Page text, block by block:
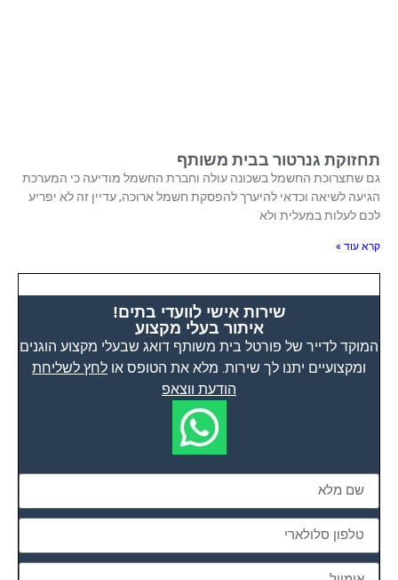
תחזוקת גנרטור בבית משותף
גם שתצרוכת החשמל בשכונה עולה וחברת החשמל מודיעה כי המערכת
הגיעה לשיאה וכדאי להיערך להפסקת חשמל ארוכה, עדיין זה לא יפריע
לכם לעלות במעלית ולא
קרא עוד »
שירות אישי לוועדי בתים!
איתור בעלי מקצוע
המוקד לדייר של פורטל בית משותף דואג שבעלי מקצוע הוגנים
ומקצועיים יתנו לך שירות. מלא את הטופס או לחץ לשליחת
הודעת ווצאפ